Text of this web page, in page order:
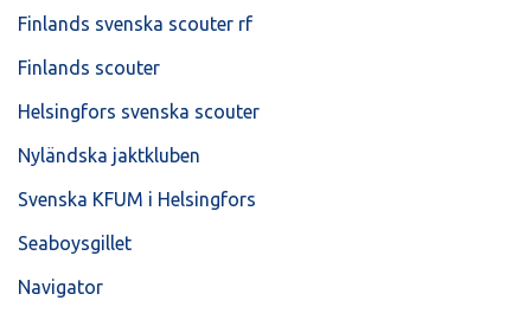
Finlands svenska scouter rf
Finlands scouter
Helsingfors svenska scouter
Nyländska jaktkluben
Svenska KFUM i Helsingfors
Seaboysgillet
Navigator